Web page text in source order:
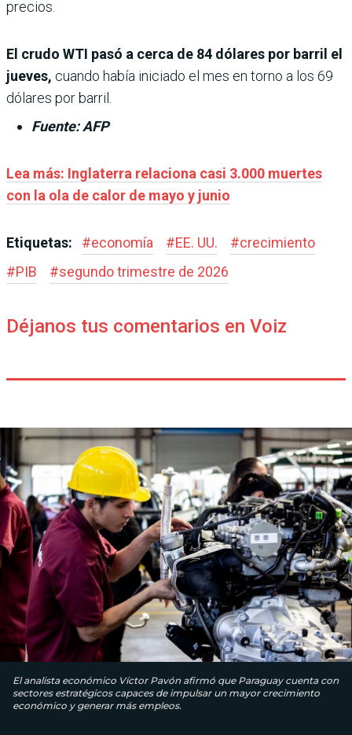
precios.
El crudo WTI pasó a cerca de 84 dólares por barril el
jueves, cuando había iniciado el mes en torno a los 69
dólares por barril.
Fuente: AFP
Lea más: Inglaterra relaciona casi 3.000 muertes
con la ola de calor de mayo y junio
Etiquetas: #economía #EE. UU. #crecimiento
#PIB #segundo trimestre de 2026
Déjanos tus comentarios en Voiz
El analista económico Víctor Pavón afirmó que Paraguay cuenta con
sectores estratégicos capaces de impulsar un mayor crecimiento
económico y generar más empleos.